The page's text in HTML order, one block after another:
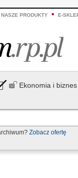
PRODUKTY E-
Ekonomia i biznes
Zobacz ofertę